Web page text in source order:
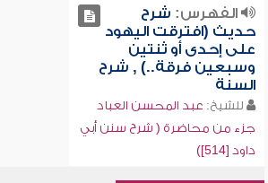
الفهرس: شرح
حديث (افترقت اليهود
على إحدى أو ثنتين
وسبعين فرقة..) , شرح
السنة
للشيخ: عبد المحسن العباد
جزء من محاضرة ( شرح سنن أبي
داود [514])